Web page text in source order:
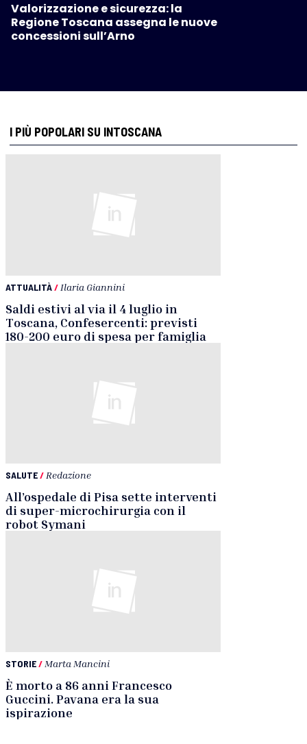
Valorizzazione e sicurezza: la
Regione Toscana assegna le nuove
concessioni sull’Arno
I PIÙ POPOLARI SU INTOSCANA
ATTUALITÀ/ Ilaria Giannini
Saldi estivi al via il 4 luglio in
Toscana, Confesercenti: previsti
180-200 euro di spesa per famiglia
SALUTE/ Redazione
All’ospedale di Pisa sette interventi
di super-microchirurgia con il
robot Symani
STORIE/ Marta Mancini
È morto a 86 anni Francesco
Guccini. Pavana era la sua
ispirazione